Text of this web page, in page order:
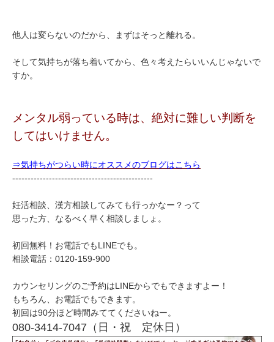
他人は変らないのだから、まずはそっと離れる。
そして気持ちが落ち着いてから、色々考えたらいいんじゃないで
すか。
メンタル弱っている時は、絶対に難しい判断を
してはいけません。
⇒気持ちがつらい時にオススメのブログはこちら
----------------------------------------------
妊活相談、漢方相談してみても行っかなー？って
思った方、なるべく早く相談しましょ。
初回無料！お電話でもLINEでも。
相談電話：0120-159-900
カウンセリングのご予約はLINEからでもできますよー！
もちろん、お電話でもできます。
初回は90分ほど時間みててくださいねー。
080-3414-7047（日・祝 定休日）